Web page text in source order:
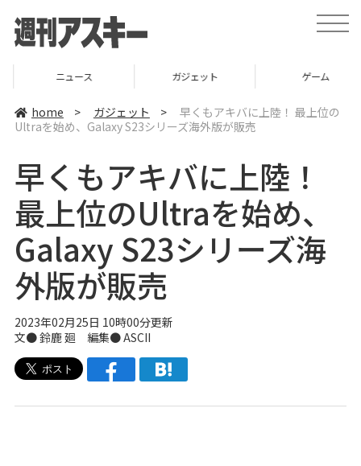
t
o
v
ニュース ガジェット ゲーム
home > ガジェット >
早くもアキバに上陸！ 最上位の
Ultraを始め、Galaxy S23シリーズ海外版が販売
早くもアキバに上陸！
最上位のUltraを始め、
Galaxy S23シリーズ海
外版が販売
2023年02月25日 10時00分更新
文● 鈴鹿 廻 編集● ASCII